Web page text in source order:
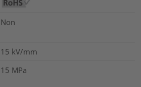
Non
15 kV/mm
15 MPa